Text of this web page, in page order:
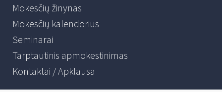
Mokesčių žinynas
Mokesčių kalendorius
Seminarai
Tarptautinis apmokestinimas
Kontaktai / Apklausa